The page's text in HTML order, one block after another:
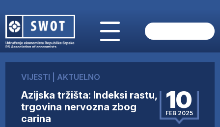
O NAMA
AKTUELNO
ANALIZE
KOMPANIJE
VIJESTI AKTUELNO
Azijska tržišta: Indeksi rastu,
trgovina nervozna zbog
carina
10
FEB 2025